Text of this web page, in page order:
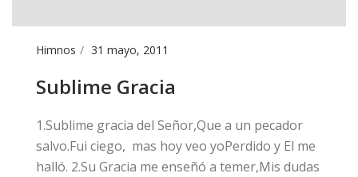
Himnos 31 mayo, 2011
Sublime Gracia
​1.Sublime gracia del Señor,Que a un pecador
salvo.Fui ciego, mas hoy veo yoPerdido y El me
halló. 2.Su Gracia me enseñó a temer,Mis dudas